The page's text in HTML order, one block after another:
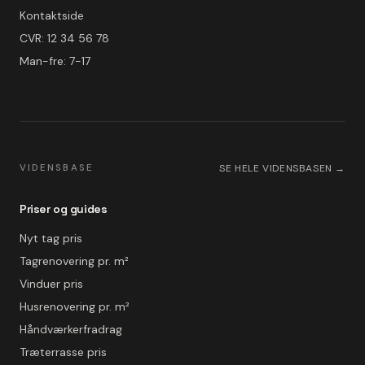
Kontaktside
CVR: 12 34 56 78
Man-fre: 7-17
VIDENSBASE SE HELE VIDENSBASEN →
Priser og guides
Nyt tag pris
Tagrenovering pr. m²
Vinduer pris
Husrenovering pr. m²
Håndværkerfradrag
Træterrasse pris